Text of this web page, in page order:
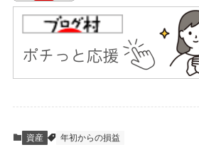
資産 年初からの損益